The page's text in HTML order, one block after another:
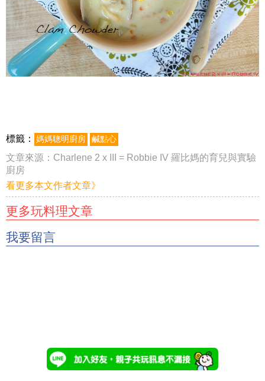
標籤： 媽媽聰明廚房 鹹點心
文章來源： Charlene 2 x III = Robbie IV 羅比媽的育兒與實驗
廚房
看更多本文作者文章》
更多玩料理文章
我要留言